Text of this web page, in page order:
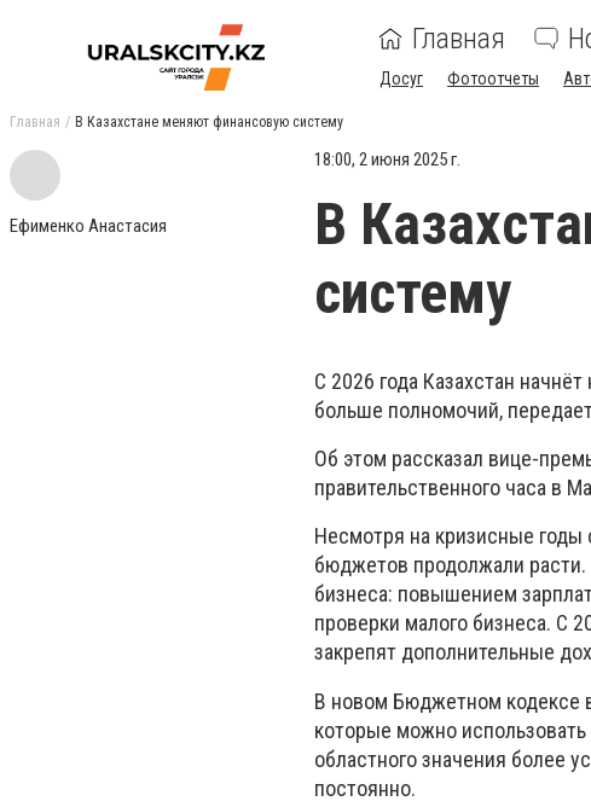
Главная
Досуг Фотоотчеты
Главная В Казахстане меняют финансовую систему
Ефименко Анастасия
18:00, 2 июня 2025 г.
В
систему
С 2026 года Казахстан
больше полномочий,
Об этом рассказал вице-
правительственного часа в
Несмотря на кризисные
бюджетов продолжали
бизнеса: повышением
проверки малого бизнеса. С
закрепят дополнительные
В новом Бюджетном кодексе
которые можно
областного значения более
постоянно.